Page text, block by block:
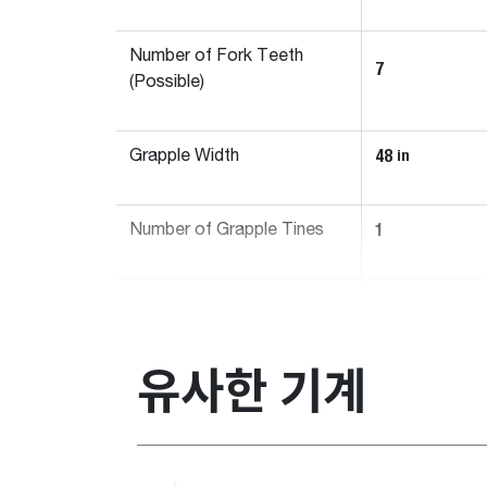
Number of Fork Teeth
(Possible)
7
Grapple Width 48 in
Number of Grapple Tines 1
Open Length
Closed Height 29.8 in
유사한 기계